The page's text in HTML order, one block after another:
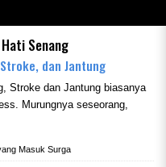
Senang
dan Jantung
Stroke dan Jantung biasanya
Murungnya seseorang,
Masuk Surga